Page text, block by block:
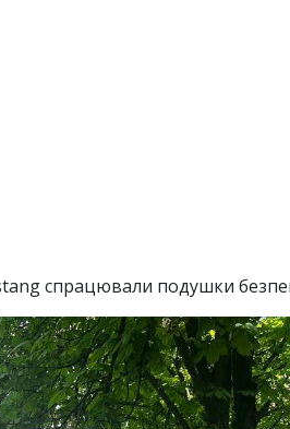
спрацювали подушки